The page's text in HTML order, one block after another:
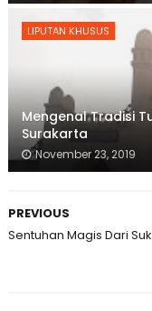
LIPUTAN KHUSUS
Mengenal Tradisi
Surakarta
November 23, 2019
PREVIOUS
Sentuhan Magis Dari